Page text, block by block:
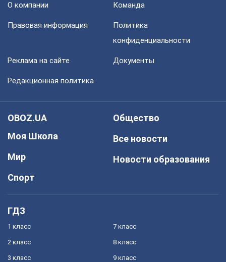
О компании Команда
Правовая информация
Политика
конфиденциальности
Реклама на сайте Документы
Редакционная политика
OBOZ.UA
Моя Школа
Мир
Спорт
Общество
Все новости
Новости образования
ГДЗ
1 класс
2 класс
3 класс
7 класс
8 класс
9 класс